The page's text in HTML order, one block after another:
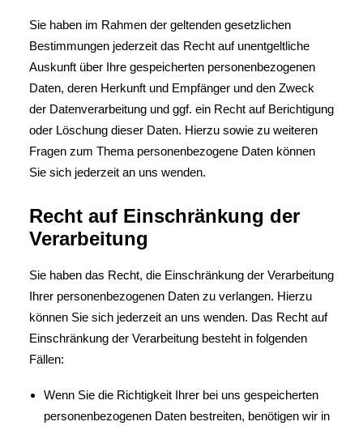
Sie haben im Rahmen der geltenden gesetzlichen
Bestimmungen jederzeit das Recht auf unentgeltliche
Auskunft über Ihre gespeicherten personenbezogenen
Daten, deren Herkunft und Empfänger und den Zweck
der Datenverarbeitung und ggf. ein Recht auf Berichtigung
oder Löschung dieser Daten. Hierzu sowie zu weiteren
Fragen zum Thema personenbezogene Daten können
Sie sich jederzeit an uns wenden.
Recht auf Einschränkung der
Verarbeitung
Sie haben das Recht, die Einschränkung der Verarbeitung
Ihrer personenbezogenen Daten zu verlangen. Hierzu
können Sie sich jederzeit an uns wenden. Das Recht auf
Einschränkung der Verarbeitung besteht in folgenden
Fällen:
Wenn Sie die Richtigkeit Ihrer bei uns gespeicherten
personenbezogenen Daten bestreiten, benötigen wir in